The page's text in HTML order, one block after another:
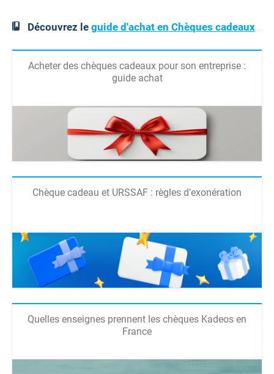
Découvrez leguide d'achat en Chèques cadeaux
Acheter des chèques cadeaux pour son entreprise :
guide achat
Chèque cadeau et URSSAF : règles d’exonération
Quelles enseignes prennent les chèques Kadeos en
France